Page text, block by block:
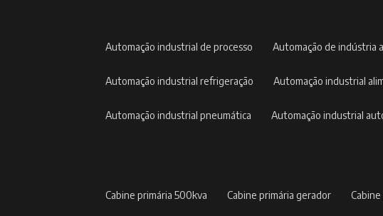
automação industrial de processo automação de indústria
automação industrial refrigeração automação industrial
automação industrial pneumática automação industrial
cabine primária 500kva cabine primária gerador